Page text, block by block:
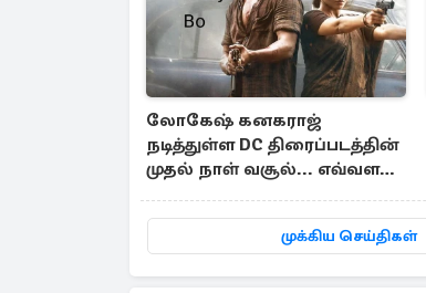
லோகேஷ் கனகராஜ்
நடித்துள்ள DC திரைப்படத்தின்
முதல் நாள் வசூல்... எவ்வளவு
முக்கிய செய்திகள்